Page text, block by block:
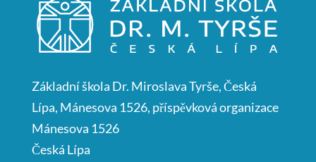
Základní škola Dr. Miroslava Tyrše, Česká
Lípa, Mánesova 1526, příspěvková organizace
Mánesova 1526
Česká Lípa